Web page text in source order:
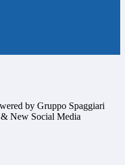
by Gruppo Spaggiari
New Social Media